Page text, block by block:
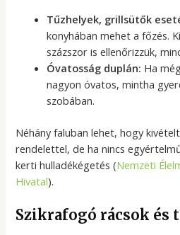
Tűzhelyek, grillsütők
konyhában mehet a főzés.
százszor is ellenőrizzük,
Óvatosság duplán: Ha
nagyon óvatos, mintha
szobában.
Néhány faluban lehet, hogy
rendelettel, de ha nincs
kerti hulladékégetés (Nemzeti
Hivatal).
Szikrafogó rácsok és